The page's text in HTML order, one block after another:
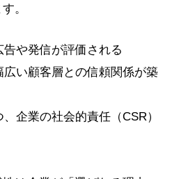
。
や発信が評価される
い顧客層との信頼関係が築
企業の社会的責任（CSR）